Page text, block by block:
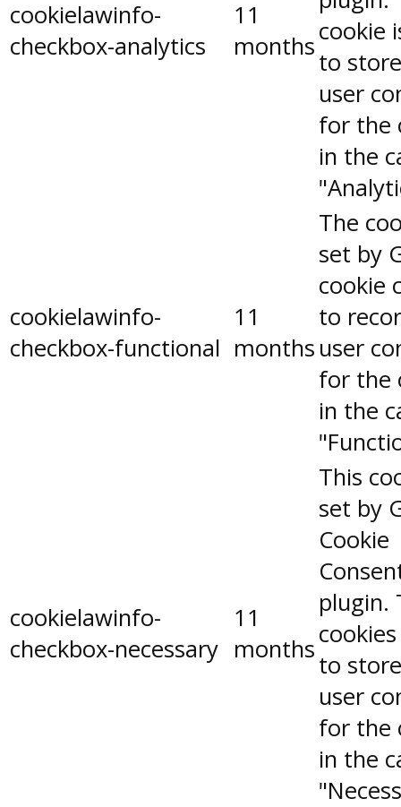
cookielawinfo-
checkbox-analytics
11
monthscookie
to
user
for the
in the
cookielawinfo-
checkbox-functional
11
months
The
set by
cookie
to
user
for the
in the
cookielawinfo-
checkbox-necessary
11
months
This
set by
Cookie
plugin.
to
user
for the
in the